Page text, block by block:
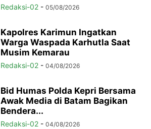
Redaksi-02 - 05/08/2026
Kapolres Karimun Ingatkan
Warga Waspada Karhutla Saat
Musim Kemarau
Redaksi-02 - 04/08/2026
Bid Humas Polda Kepri Bersama
Awak Media di Batam Bagikan
Bendera...
Redaksi-02 - 04/08/2026